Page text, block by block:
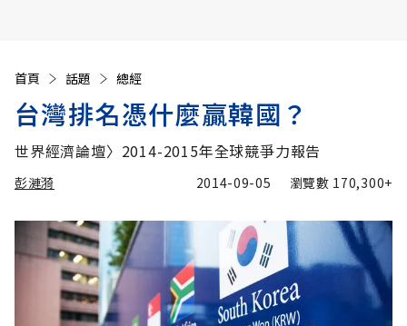
首頁 話題 總經
台灣排名憑什麼贏韓國？
世界經濟論壇〉2014-2015年全球競爭力報告
彭漣漪 2014-09-05 瀏覽數 170,300+